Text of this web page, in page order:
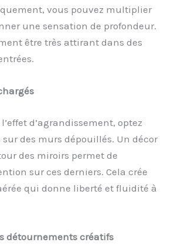
vous pouvez multiplier
une sensation de profondeur.
être très attirant dans des
d’agrandissement, optez
des murs dépouillés. Un décor
des miroirs permet de
sur ces derniers. Cela crée
qui donne liberté et fluidité à
détournements créatifs